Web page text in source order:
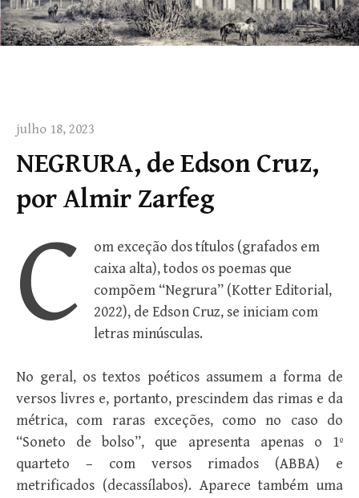
julho 18, 2023
NEGRURA, de Edson Cruz,
por Almir Zarfeg
C
om exceção dos títulos (grafados em
caixa alta), todos os poemas que
compõem “Negrura” (Kotter Editorial,
2022), de Edson Cruz, se iniciam com
letras minúsculas.
No geral, os textos poéticos assumem a forma de
versos livres e, portanto, prescindem das rimas e da
métrica, com raras exceções, como no caso do
“Soneto de bolso”, que apresenta apenas o 1º
quarteto – com versos rimados (ABBA) e
metrificados (decassílabos). Aparece também uma